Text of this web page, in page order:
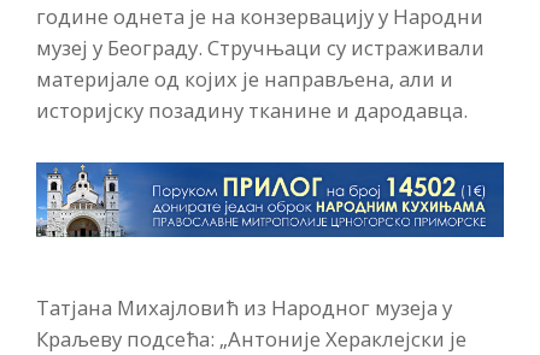
године однета је на конзервацију у Народни
музеј у Београду. Стручњаци су истраживали
материјале од којих је направљена, али и
историјску позадину тканине и дародавца.
Татјана Михајловић из Народног музеја у
Краљеву подсећа: „Антоније Хераклејски је